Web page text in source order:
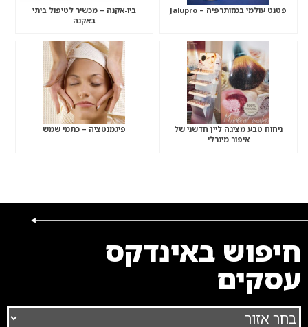
פטנט עולמי במזותרפיה – Jalupro
ביו-אקנה – מכשיר לטיפול ביתי
באקנה
ניחוח טבע מציגה ליין חדשני של
איפור מינרלי
פיגמנטציה – כתמי שמש
חיפוש באינדקס
עסקים